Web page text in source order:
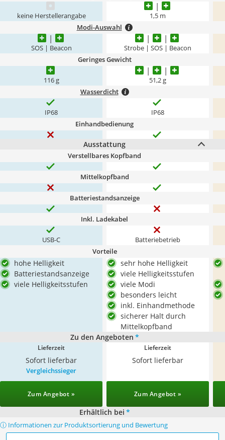
keine Herstellerangabe 1,5 m
Modi-Auswahl
SOS | Beacon Strobe | SOS | Beacon
Geringes Gewicht
116 g 51,2 g
Wasserdicht
IP68 IP68
Einhandbedienung
Ausstattung
Verstellbares Kopfband
Mittelkopfband
Batteriestandsanzeige
Inkl. Ladekabel
USB-C Batteriebetrieb
Vorteile
hohe Helligkeit
Batteriestandsanzeige
viele Helligkeitsstufen
sehr hohe Helligkeit
viele Helligkeitsstufen
viele Modi
besonders leicht
inkl. Einhandmethode
sicherer Halt durch
Mittelkopfband
Zu den Angeboten *
Lieferzeit
Sofort lieferbar
Lieferzeit
Sofort lieferbar
Vergleichssieger
Zum Angebot » Zum Angebot »
Erhältlich bei *
ⓘ Informationen zur Produktsortierung und Bewertung